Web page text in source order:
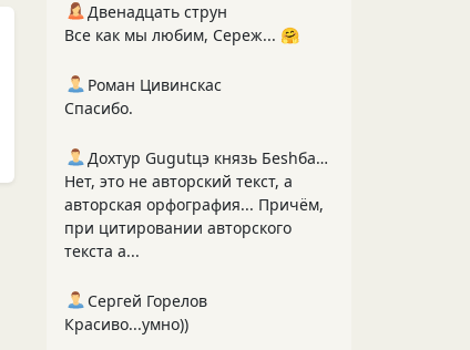
Двенадцать струн
Все как мы любим, Сереж... 🤗
Роман Цивинскас
Спасибо.
Дохтур Gugutцэ князь Беshбармакоff
Нет, это не авторский текст, а
авторская орфография... Причём,
при цитировании авторского
текста а...
Сергей Горелов
Красиво...умно))